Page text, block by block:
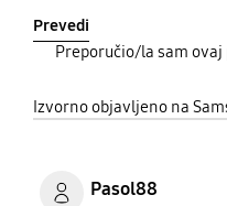
använder telefonen.
missat att köpa en
Prevedi
Preporučio/la sam ovaj
Izvorno objavljeno na
Pasol88